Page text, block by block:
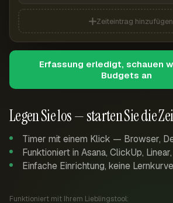
Legen Sie los — starten Sie die
Timer mit einem Klick — Browser,
Funktioniert in Asana, ClickUp,
Einfache Einrichtung, keine Lernkurve
Funktioniert mit Ihrem Lieblingstool:
Zeiteintrag hinzufügen
Erfassung erledigt, schauen
Budgets an